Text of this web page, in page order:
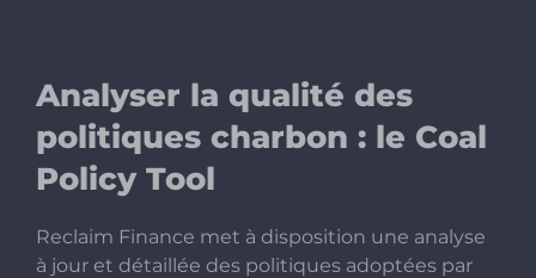
Analyser la qualité des
politiques charbon : le Coal
Policy Tool
Reclaim Finance met à disposition une analyse
à jour et détaillée des politiques adoptées par